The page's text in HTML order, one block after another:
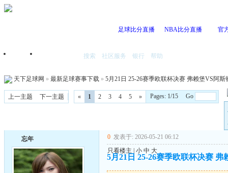
足球比分直播 NBA比分直播 官
首页 搜索 社区服务 银行 帮助
天下足球网 » 最新足球赛事下载 » 5月21日 25-26赛季欧联杯决赛 弗赖堡VS阿
上一主题 下一主题 « 1 2 3 4 5 »
Pages: 1/15 Go
忘年 0 发表于: 2026-05-21 06:12
只看楼主
小 中 大
5月21日 25-26赛季欧联杯决赛 弗